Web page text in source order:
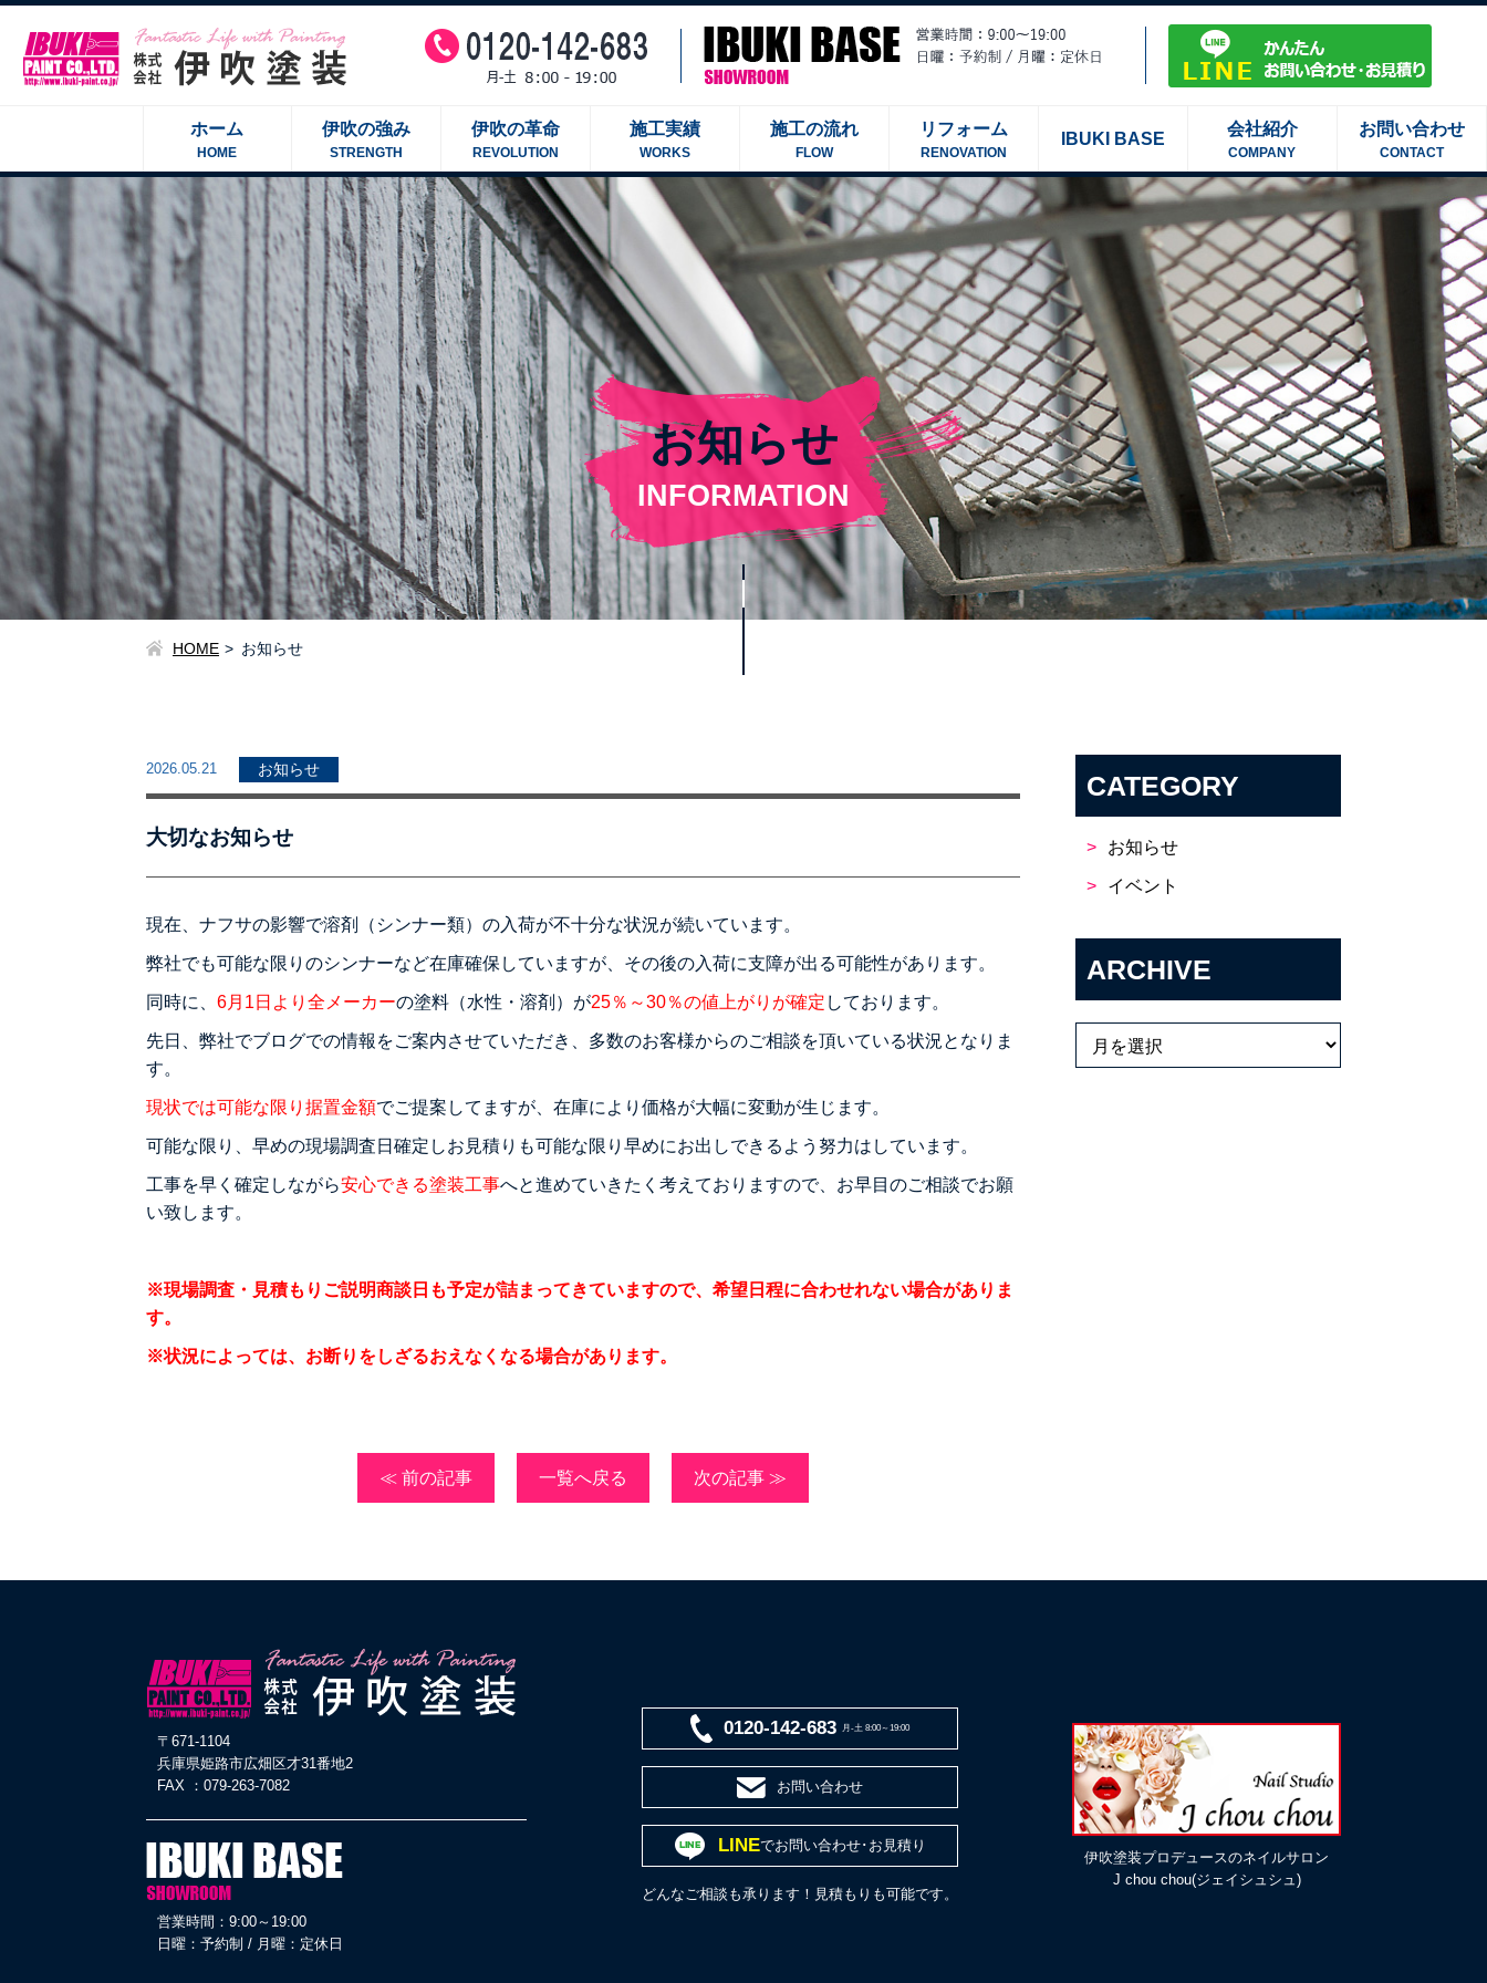
ホーム
HOME
伊吹の強み
STRENGTH
伊吹の革命
REVOLUTION
施工実績
WORKS
施工の流れ
FLOW
リフォーム
RENOVATION
IBUKI BASE
会社紹介
COMPANY
お問い合わせ
CONTACT
お知らせ
INFORMATION
HOME お知らせ
2026.05.21 お知らせ
大切なお知らせ
現在、ナフサの影響で溶剤（シンナー類）の入荷が不十分な状況が続いています。
弊社でも可能な限りのシンナーなど在庫確保していますが、その後の入荷に支障が出る可能性があります。
同時に、 6月1日より全メーカーの塗料（水性・溶剤）が25％～30％の値上がりが確定 しております。
先日、弊社でブログでの情報をご案内させていただき、多数のお客様からのご相談を頂いている状況となりま
す。
現状では可能な限り据置金額でご提案してますが、在庫により価格が大幅に変動が生じます。
可能な限り、早めの現場調査日確定しお見積りも可能な限り早めにお出しできるよう努力はしています。
工事を早く確定しながら安心できる塗装工事へと進めていきたく考えておりますので、お早目のご相談でお願
い致します。
※現場調査・見積もりご説明商談日も予定が詰まってきていますので、希望日程に合わせれない場合がありま
す。
※状況によっては、お断りをしざるおえなくなる場合があります。
≪ 前の記事 一覧へ戻る 次の記事 ≫
CATEGORY
お知らせ
イベント
ARCHIVE
〒671-1104
兵庫県姫路市広畑区才31番地2
FAX ：079-263-7082
営業時間：9:00～19:00
日曜：予約制 / 月曜：定休日
0120-142-683 月-土 8:00～19:00
お問い合わせ
LINEでお問い合わせ･お見積り
どんなご相談も承ります！見積もりも可能です。
伊吹塗装プロデュースのネイルサロン
J chou chou(ジェイシュシュ)